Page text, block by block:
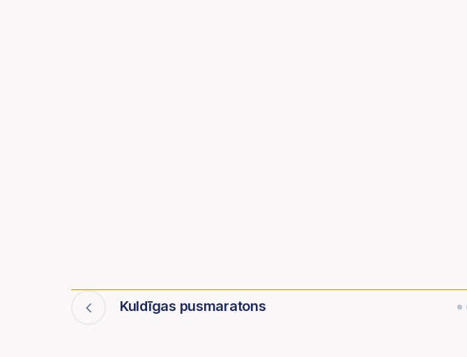
Kuldīgas pusmaratons